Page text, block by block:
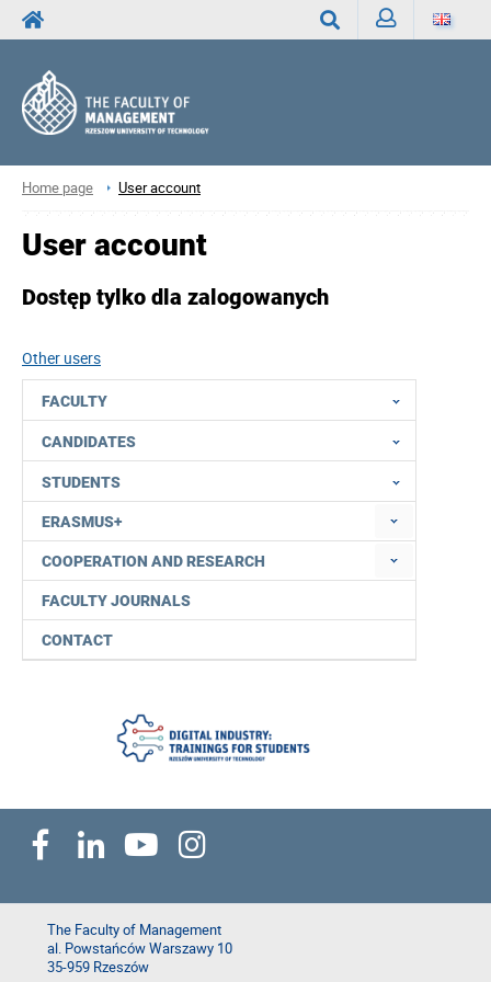
Home page User account
FACULTY
CANDIDATES
STUDENTS
ERASMUS+
COOPERATION AND RESEARCH
FACULTY JOURNALS
CONTACT
User account
Dostęp tylko dla zalogowanych
Other users
The Faculty of Management
al. Powstańców Warszawy 10
35-959 Rzeszów